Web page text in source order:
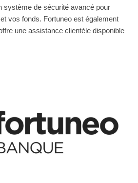
système de sécurité avancé pour
vos fonds. Fortuneo est également
une assistance clientèle disponible